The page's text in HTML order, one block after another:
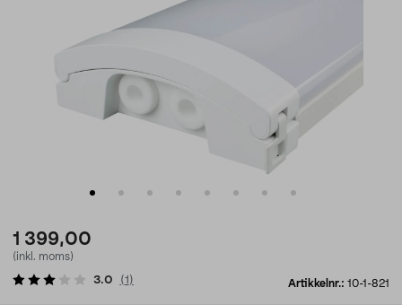
1 399,00
(inkl. moms)
Artikkelnr.: 10-1-821
3.0 (1 )